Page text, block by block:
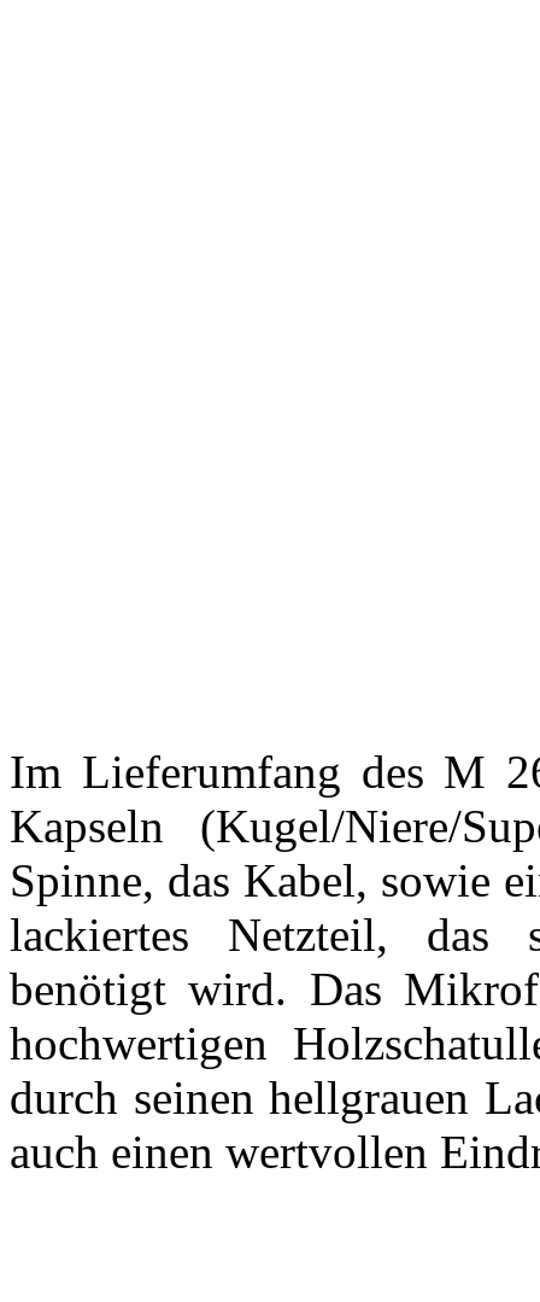
Im Lieferumfang des M
Kapseln (Kugel/Niere/
Spinne, das Kabel, sowie
lackiertes Netzteil, das
benötigt wird. Das
hochwertigen
durch seinen hellgrauen
auch einen wertvollen